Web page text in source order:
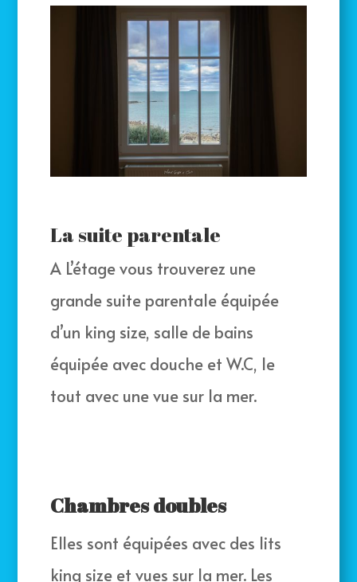
La suite parentale
A L’étage vous trouverez une
grande suite parentale équipée
d’un king size, salle de bains
équipée avec douche et W.C, le
tout avec une vue sur la mer.
Chambres doubles
Elles sont équipées avec des lits
king size et vues sur la mer. Les